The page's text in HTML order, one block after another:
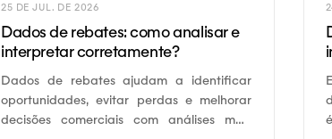
25 DE JUL. DE 2026
Dados de rebates: como analisar e
interpretar corretamente?
Dados de rebates ajudam a identificar
oportunidades, evitar perdas e melhorar
decisões comerciais com análises mais